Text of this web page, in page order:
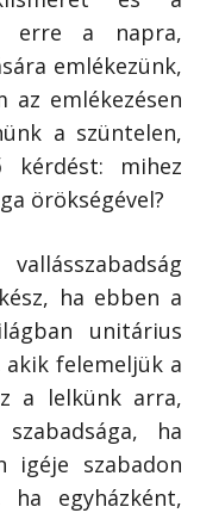
erre a napra,
emlékezünk,
az emlékezésen
a szüntelen,
kérdést: mihez
örökségével?
ha ebben a
unitárius
felemeljük a
a lelkünk arra,
ha
igéje szabadon
ha egyházként,